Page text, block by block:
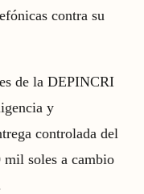
contra su
de la DEPINCRI
y
controlada del
soles a cambio